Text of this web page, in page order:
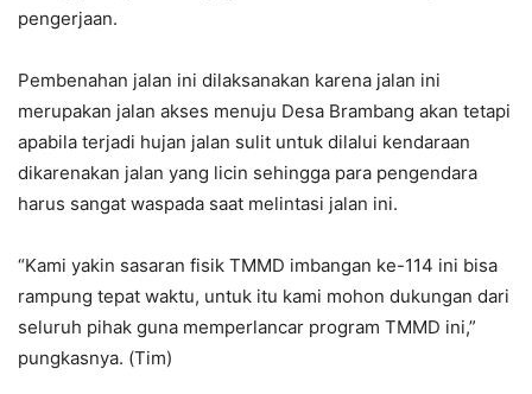
pengerjaan.
Pembenahan jalan ini dilaksanakan karena jalan ini
merupakan jalan akses menuju Desa Brambang akan tetapi
apabila terjadi hujan jalan sulit untuk dilalui kendaraan
dikarenakan jalan yang licin sehingga para pengendara
harus sangat waspada saat melintasi jalan ini.
“Kami yakin sasaran fisik TMMD imbangan ke-114 ini bisa
rampung tepat waktu, untuk itu kami mohon dukungan dari
seluruh pihak guna memperlancar program TMMD ini,”
pungkasnya. (Tim)